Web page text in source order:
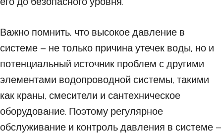
Важно помнить, что высокое давление в
системе – не только причина утечек воды, но и
потенциальный источник проблем с другими
элементами водопроводной системы, такими
как краны, смесители и сантехническое
оборудование. Поэтому регулярное
обслуживание и контроль давления в системе –